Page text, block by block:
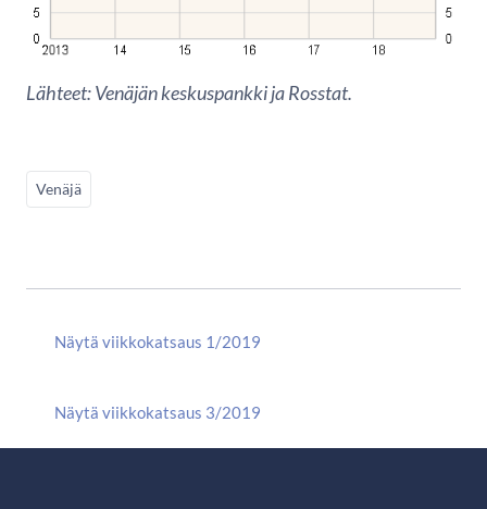
Lähteet: Venäjän keskuspankki ja Rosstat.
Venäjä
Näytä viikkokatsaus 1/2019
Näytä viikkokatsaus 3/2019